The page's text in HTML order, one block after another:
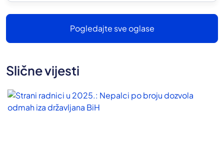
Pogledajte sve oglase
Slične vijesti